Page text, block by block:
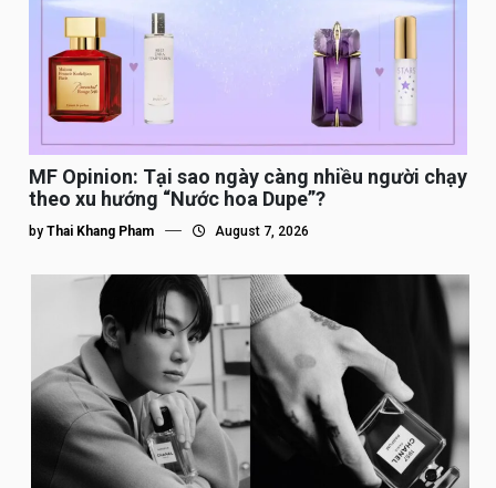
MF Opinion: Tại sao ngày càng nhiều người chạy
theo xu hướng “Nước hoa Dupe”?
by Thai Khang Pham August 7, 2026